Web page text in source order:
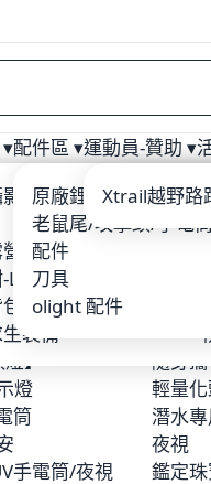
Weltool
ARMYTEK
Xeno
MAXTIM 台
KLARUS
SkilHunt
Wuben
FireFoxes
門手電筒
爆力遠
登山照
/綠光
槍燈
工作
】
隨身攜
燈
輕量
筒
潛水專
夜視
手電筒/夜視
鑑定
三角架/攝影補光
用品
Leatherman
-MOLLE系統
裝備
配件區 ▾
原廠鋰電池
老鼠尾/攻擊頭/手電
配件
刀具
olight 配件
運動員-贊助 ▾
Xtrail越野路